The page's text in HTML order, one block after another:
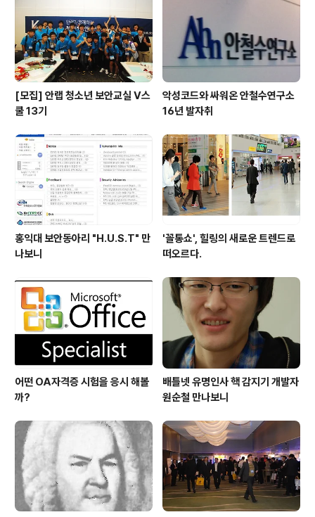
[모집] 안랩 청소년 보안교실 V스
쿨 13기
악성코드와 싸워온 안철수연구소
16년 발자취
홍익대 보안동아리 "H.U.S.T" 만
나보니
'꼴통쇼', 힐링의 새로운 트렌드로
떠오르다.
어떤 OA자격증 시험을 응시 해볼
까?
배틀넷 유명인사 핵 감지기 개발자
원순철 만나보니